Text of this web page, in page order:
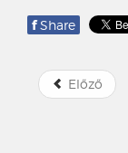
f Share
Előző